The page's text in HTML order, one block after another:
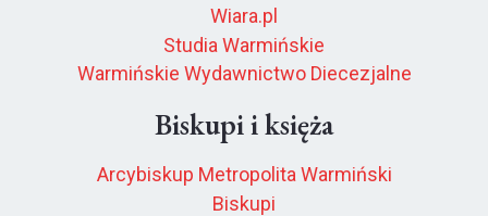
Wiara.pl
Studia Warmińskie
Warmińskie Wydawnictwo Diecezjalne
Biskupi i księża
Arcybiskup Metropolita Warmiński
Biskupi